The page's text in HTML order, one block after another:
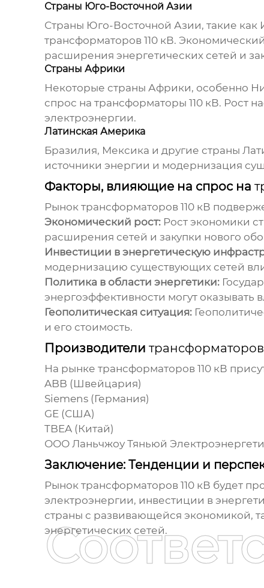
Страны Юго-Восточной Азии
Страны Юго-Восточной Азии, такие
трансформаторов 110 кВ.
расширения энергетических сетей и
Страны Африки
Некоторые страны Африки, особенно
спрос на трансформаторы 110 кВ. Рост
электроэнергии.
Латинская Америка
Бразилия, Мексика и другие страны
источники энергии и модернизация
Факторы, влияющие на спрос на
Рынок трансформаторов 110 кВ
Экономический рост:Рост экономики
расширения сетей и закупки нового
Инвестиции в энергетическую
модернизацию существующих сетей
Политика в области энергетики:
энергоэффективности могут оказывать
Геополитическая ситуация:
и его стоимость.
Производители трансформаторов
На рынке трансформаторов 110 кВ
ABB (Швейцария)
Siemens (Германия)
GE (США)
TBEA (Китай)
ООО Ланьчжоу Тяньюй
Заключение: Тенденции и
Рынок трансформаторов 110 кВ будет
электроэнергии, инвестиции в
страны с развивающейся экономикой,
энергетических сетей.